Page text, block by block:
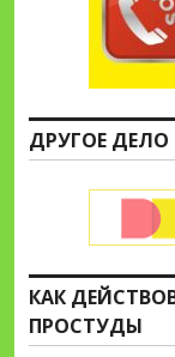
ДРУГОЕ ДЕЛО
КАК
ПРОСТУДЫ